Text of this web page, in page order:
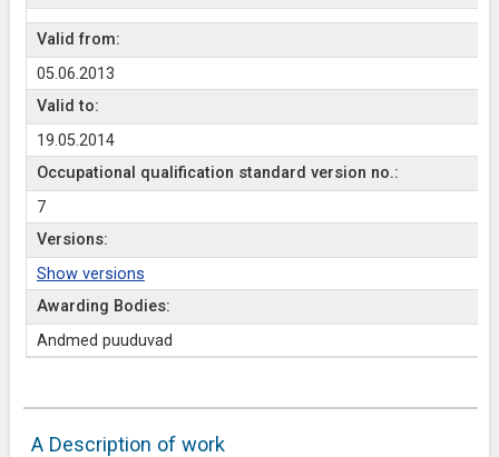
Valid from:
05.06.2013
Valid to:
19.05.2014
Occupational qualification standard version no.:
7
Versions:
Show versions
Awarding Bodies:
Andmed puuduvad
A Description of work